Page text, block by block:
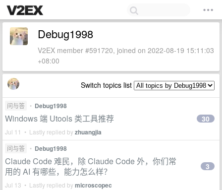
Debug1998
V2EX member #591720, joined on 2022-08-19 15:11:03
+08:00
Switch topics list
问与答 • Debug1998
Windows 端 Utools 类工具推荐
Jul 11 • Lastly replied byzhuangjia
30
问与答 • Debug1998
Claude Code 难民，除 Claude Code 外，你们常
用的 AI 有哪些，能力怎么样？
Jul 13 • Lastly replied bymicroscopec
3